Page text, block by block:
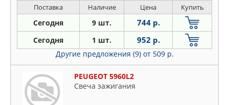
Поставка Наличие Цена Купить
Сегодня 9 шт. 744 р.
Сегодня 1 шт. 952 р.
Другие предложения (9) от 509 р.
PEUGEOT 5960L2
Свеча зажигания